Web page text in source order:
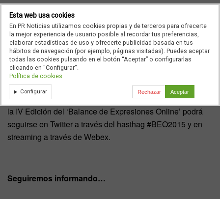
Corporate Excellence,Juan Llovet, Communications &
Sustainability Director en Gestamp Renewables (Gonvarri
Steel Industries), presentará el caso de éxito ‘Emotional
Driving’.
La entrada a este evento es gratuita y es necesario
inscribirse previamente a través de
este enlace.Además,
la IV Edición del ‘Balance de Expresiones Online’ podrá
seguirse en Twitter a través del hasthag #BEO2015 y en
streaming a través de Webex.
Seguiremos informando…
Esta web usa cookies
En PR Noticias utilizamos cookies propias y de terceros para ofrecerte
la mejor experiencia de usuario posible al recordar tus preferencias,
elaborar estadísticas de uso y ofrecerte publicidad basada en tus
hábitos de navegación (por ejemplo, páginas visitadas). Puedes aceptar
todas las cookies pulsando en el botón “Aceptar” o configurarlas
clicando en "Configurar".
Política de cookies
Configurar Rechazar Aceptar